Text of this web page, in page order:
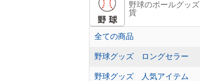
野球のボールグッ
貨
全ての商品
野球グッズ ロングセラー
野球グッズ 人気アイテム